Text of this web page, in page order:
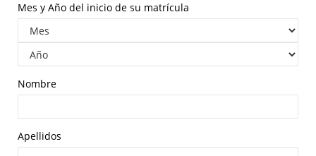
Mes y Año del inicio de su matrícula
Nombre
Apellidos